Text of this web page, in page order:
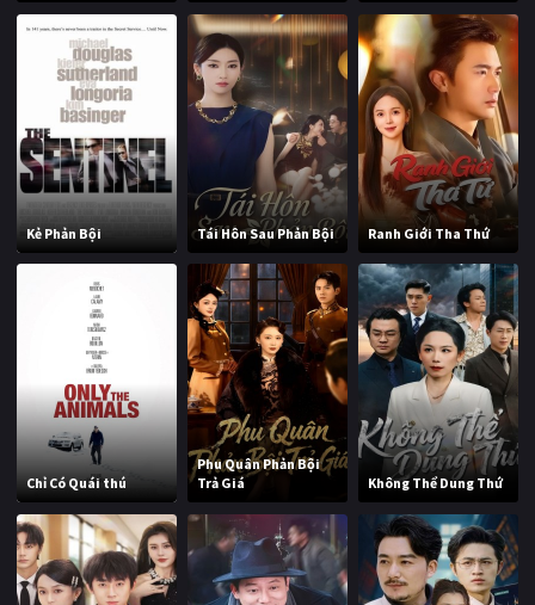
Kẻ Phản Bội Tái Hôn Sau Phản Bội Ranh Giới Tha Thứ
Chỉ Có Quái thú
Phu Quân Phản Bội
Trả Giá
Không Thể Dung Thứ